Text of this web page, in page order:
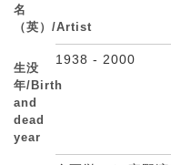
名
（英）/Artist
生没
年/Birth
and
dead
year
1938 - 2000